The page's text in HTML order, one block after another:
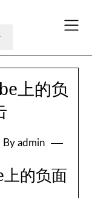
上的负
By admin
的负面